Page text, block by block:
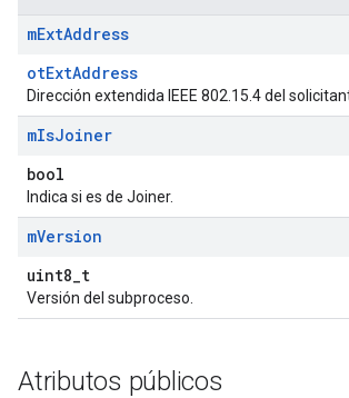
mExtAddress
otExtAddress
Dirección extendida IEEE 802.15.4 del
mIsJoiner
bool
Indica si es de Joiner.
mVersion
uint8_t
Versión del subproceso.
Atributos públicos